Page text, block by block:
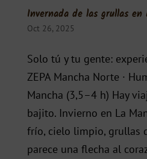
Invernada de las grullas en
Oct 26, 2025
Solo tú y tu gente:
ZEPA Mancha Norte ·
Mancha (3,5–4 h) Hay
bajito. Invierno en La
frío, cielo limpio, grullas
parece una flecha al